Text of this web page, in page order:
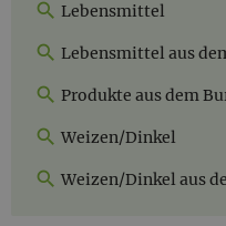
Lebensmittel
Lebensmittel aus
Produkte aus dem
Weizen/Dinkel
Weizen/Dinkel aus